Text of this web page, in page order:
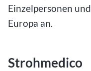
Einzelpersonen
Europa an.
Strohmedico